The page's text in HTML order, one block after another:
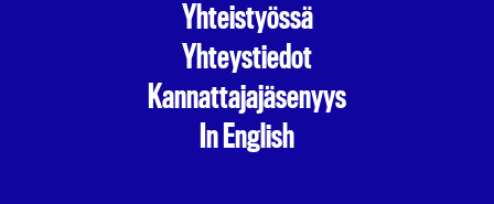
Yhteistyössä
Yhteystiedot
Kannattajajäsenyys
In English